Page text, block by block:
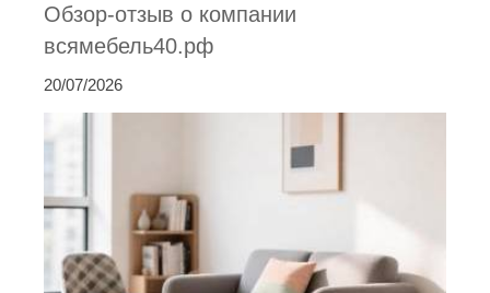
Обзор-отзыв о компании
всямебель40.рф
20/07/2026